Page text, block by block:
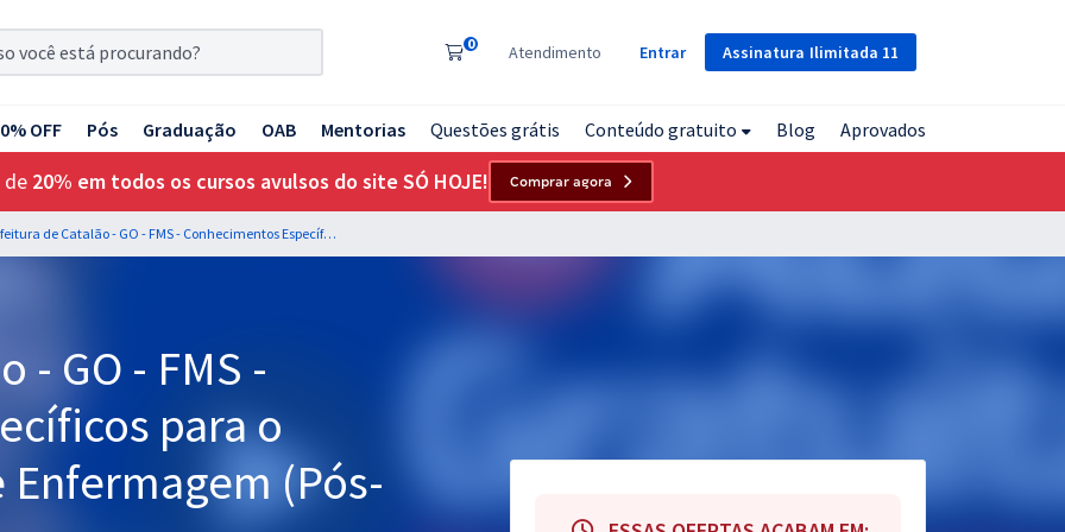
Assinatura Ilimitada 11
0 Atendimento Entrar
OFF Pós Graduação OAB Mentorias Questões grátis Conteúdo gratuito Blog Aprovados
de 20% em todos os cursos avulsos do site SÓ HOJE! Comprar agora
Prefeitura de Catalão - GO - FMS - Conhecimentos Específicos para o Cargo de Técnico de Enfermagem (Pós-Edital)
- GO - FMS -
para o
Enfermagem (Pós-